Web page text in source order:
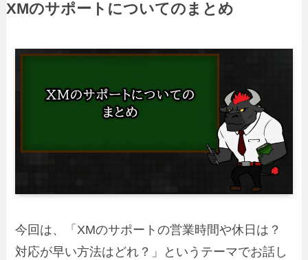
XMのサポートについてのまとめ
今回は、「XMのサポートの営業時間や休日は？
対応が早い方法はどれ？」というテーマでお話し